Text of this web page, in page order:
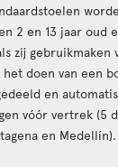
2 en 13 jaar oud
zij gebruikmaken
het doen van een
en
vóór vertrek (5
en Medellín).